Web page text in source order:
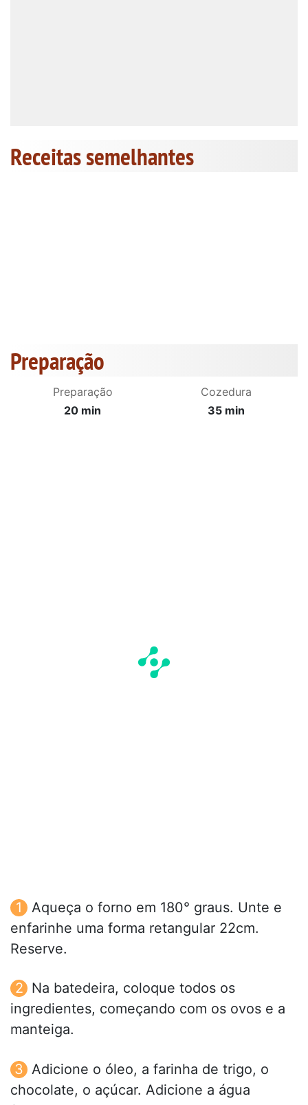
Receitas semelhantes
Preparação
Preparação
20 min
Cozedura
35 min
Aqueça o forno em 180° graus. Unte e
enfarinhe uma forma retangular 22cm.
Reserve.
Na batedeira, coloque todos os
ingredientes, começando com os ovos e a
manteiga.
Adicione o óleo, a farinha de trigo, o
chocolate, o açúcar. Adicione a água